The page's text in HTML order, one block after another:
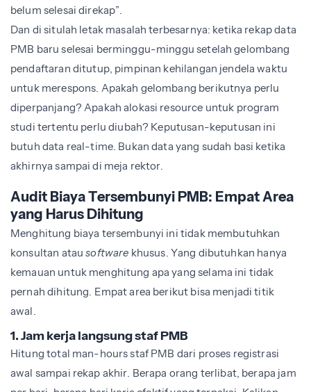
belum selesai direkap”.
Dan di situlah letak masalah terbesarnya: ketika rekap data
PMB baru selesai berminggu-minggu setelah gelombang
pendaftaran ditutup, pimpinan kehilangan jendela waktu
untuk merespons. Apakah gelombang berikutnya perlu
diperpanjang? Apakah alokasi resource untuk program
studi tertentu perlu diubah? Keputusan-keputusan ini
butuh data real-time. Bukan data yang sudah basi ketika
akhirnya sampai di meja rektor.
Audit Biaya Tersembunyi PMB: Empat Area
yang Harus Dihitung
Menghitung biaya tersembunyi ini tidak membutuhkan
konsultan atausoftware khusus. Yang dibutuhkan hanya
kemauan untuk menghitung apa yang selama ini tidak
pernah dihitung. Empat area berikut bisa menjadi titik
awal.
1. Jam kerja langsung staf PMB
Hitung total man-hours staf PMB dari proses registrasi
awal sampai rekap akhir. Berapa orang terlibat, berapa jam